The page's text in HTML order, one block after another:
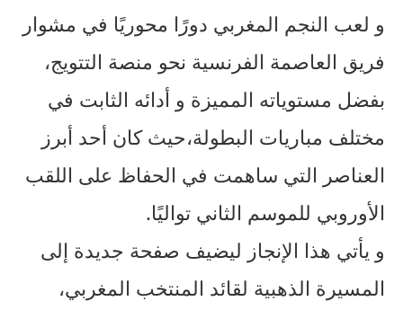
و لعب النجم المغربي دورًا محوريًا في مشوار
فريق العاصمة الفرنسية نحو منصة التتويج،
بفضل مستوياته المميزة و أدائه الثابت في
مختلف مباريات البطولة،حيث كان أحد أبرز
العناصر التي ساهمت في الحفاظ على اللقب
الأوروبي للموسم الثاني تواليًا.
و يأتي هذا الإنجاز ليضيف صفحة جديدة إلى
المسيرة الذهبية لقائد المنتخب المغربي،